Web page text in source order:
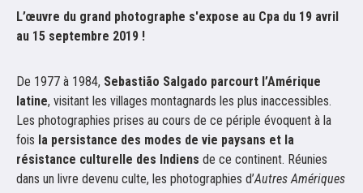
L’œuvre du grand photographe s'expose au Cpa du 19 avril
au 15 septembre 2019 !
De 1977 à 1984, Sebastião Salgado parcourt l’Amérique
latine, visitant les villages montagnards les plus inaccessibles.
Les photographies prises au cours de ce périple évoquent à la
fois la persistance des modes de vie paysans et la
résistance culturelle des Indiens de ce continent. Réunies
dans un livre devenu culte, les photographies d’Autres Amériques